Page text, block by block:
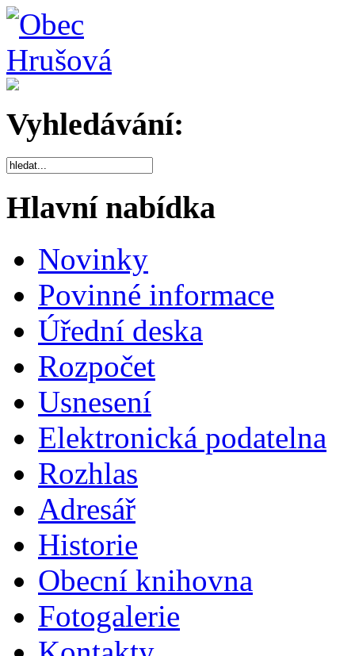
Vyhledávání:
Hlavní nabídka
Novinky
Povinné informace
Úřední deska
Rozpočet
Usnesení
Elektronická podatelna
Rozhlas
Adresář
Historie
Obecní knihovna
Fotogalerie